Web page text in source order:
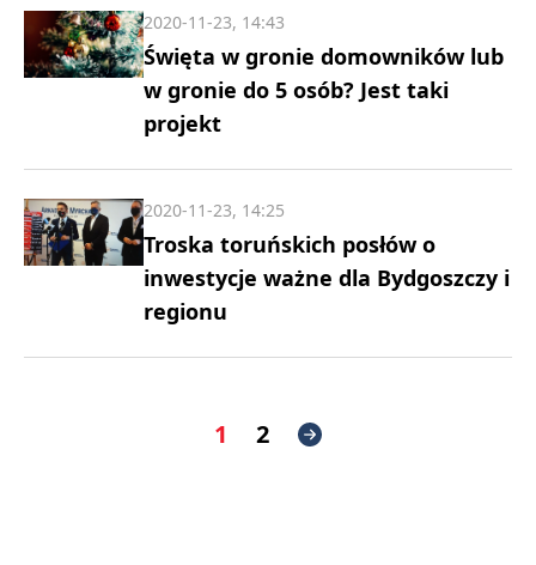
Święta w gronie domowników lub
w gronie do 5 osób? Jest taki
projekt
2020-11-23, 14:43
Troska toruńskich posłów o
inwestycje ważne dla Bydgoszczy i
regionu
2020-11-23, 14:25
1 2